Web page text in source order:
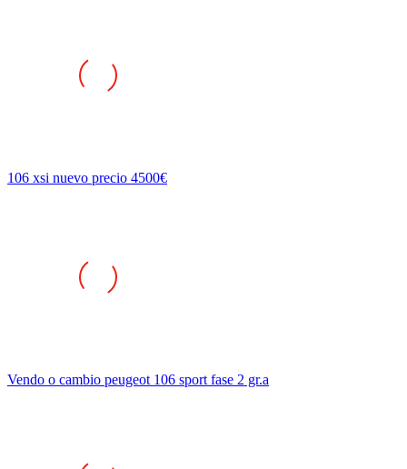
106 xsi nuevo precio 4500€
Vendo o cambio peugeot 106 sport fase 2 gr.a